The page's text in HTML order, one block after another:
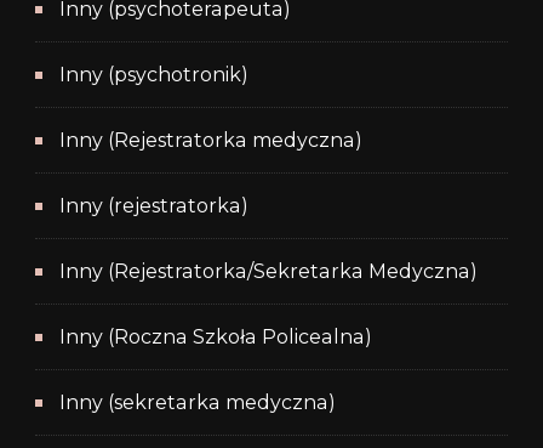
Inny (psychoterapeuta)
Inny (psychotronik)
Inny (Rejestratorka medyczna)
Inny (rejestratorka)
Inny (Rejestratorka/Sekretarka Medyczna)
Inny (Roczna Szkoła Policealna)
Inny (sekretarka medyczna)